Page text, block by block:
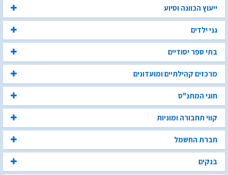
ייעוץ הכוונה וסיוע
גני ילדים
בתי ספר יסודיים
מרכזים קהילתיים ומועדונים
חוגי המתנ"ס
קווי תחבורה ומוניות
חברת החשמל
בנקים